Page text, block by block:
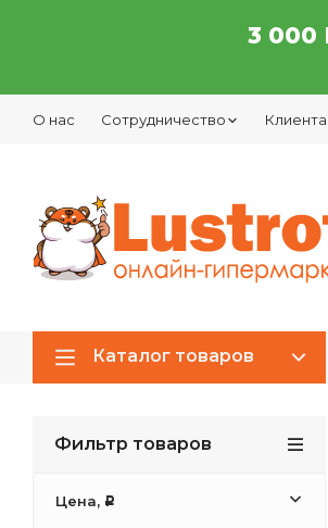
3 000
О нас Сотрудничество
Каталог товаров
Фильтр товаров
Цена, Р